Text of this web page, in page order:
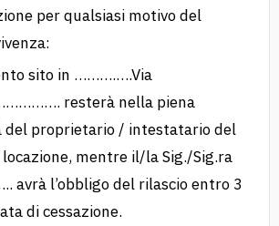
per qualsiasi motivo del
sito in ……….….Via
resterà nella piena
del proprietario / intestatario del
mentre il/la Sig./Sig.ra
l’obbligo del rilascio entro 3
di cessazione.